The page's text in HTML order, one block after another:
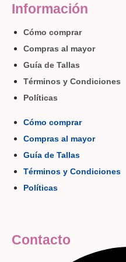
Información
Cómo comprar
Compras al mayor
Guía de Tallas
Términos y Condiciones
Políticas
Cómo comprar
Compras al mayor
Guía de Tallas
Términos y Condiciones
Políticas
Contacto